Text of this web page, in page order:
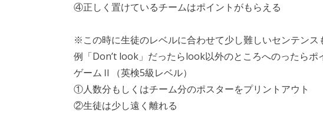
④正しく置けているチームはポイントがもらえる
※この時に生徒のレベルに合わせて少し難しいセンテンス
例「Don’t look」だったらlook以外のところへのったらポ
ゲームⅡ（英検5級レベル）
①人数分もしくはチーム分のポスターをプリントアウト
②生徒は少し遠く離れる